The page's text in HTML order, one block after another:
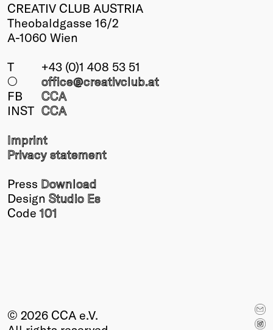
CREATIV CLUB AUSTRIA
Theobaldgasse 16/2
A-1060 Wien
T
+43 (0)1 408 53 51
○
office@creativclub.at
FB
CCA
INST CCA
Imprint
Privacy statement
Press Download
Design Studio Es
Code 101
© 2026 CCA e.V.